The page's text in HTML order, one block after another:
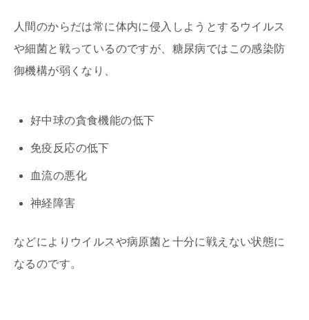
人間のからだは常に体内に侵入しようとするウイルス
や細菌と戦っているのですが、糖尿病ではこの感染防
御機構が弱くなり、
好中球の貪食機能の低下
免疫反応の低下
血流の悪化
神経障害
などによりウイルスや病原菌と十分に戦えない状態に
なるのです。